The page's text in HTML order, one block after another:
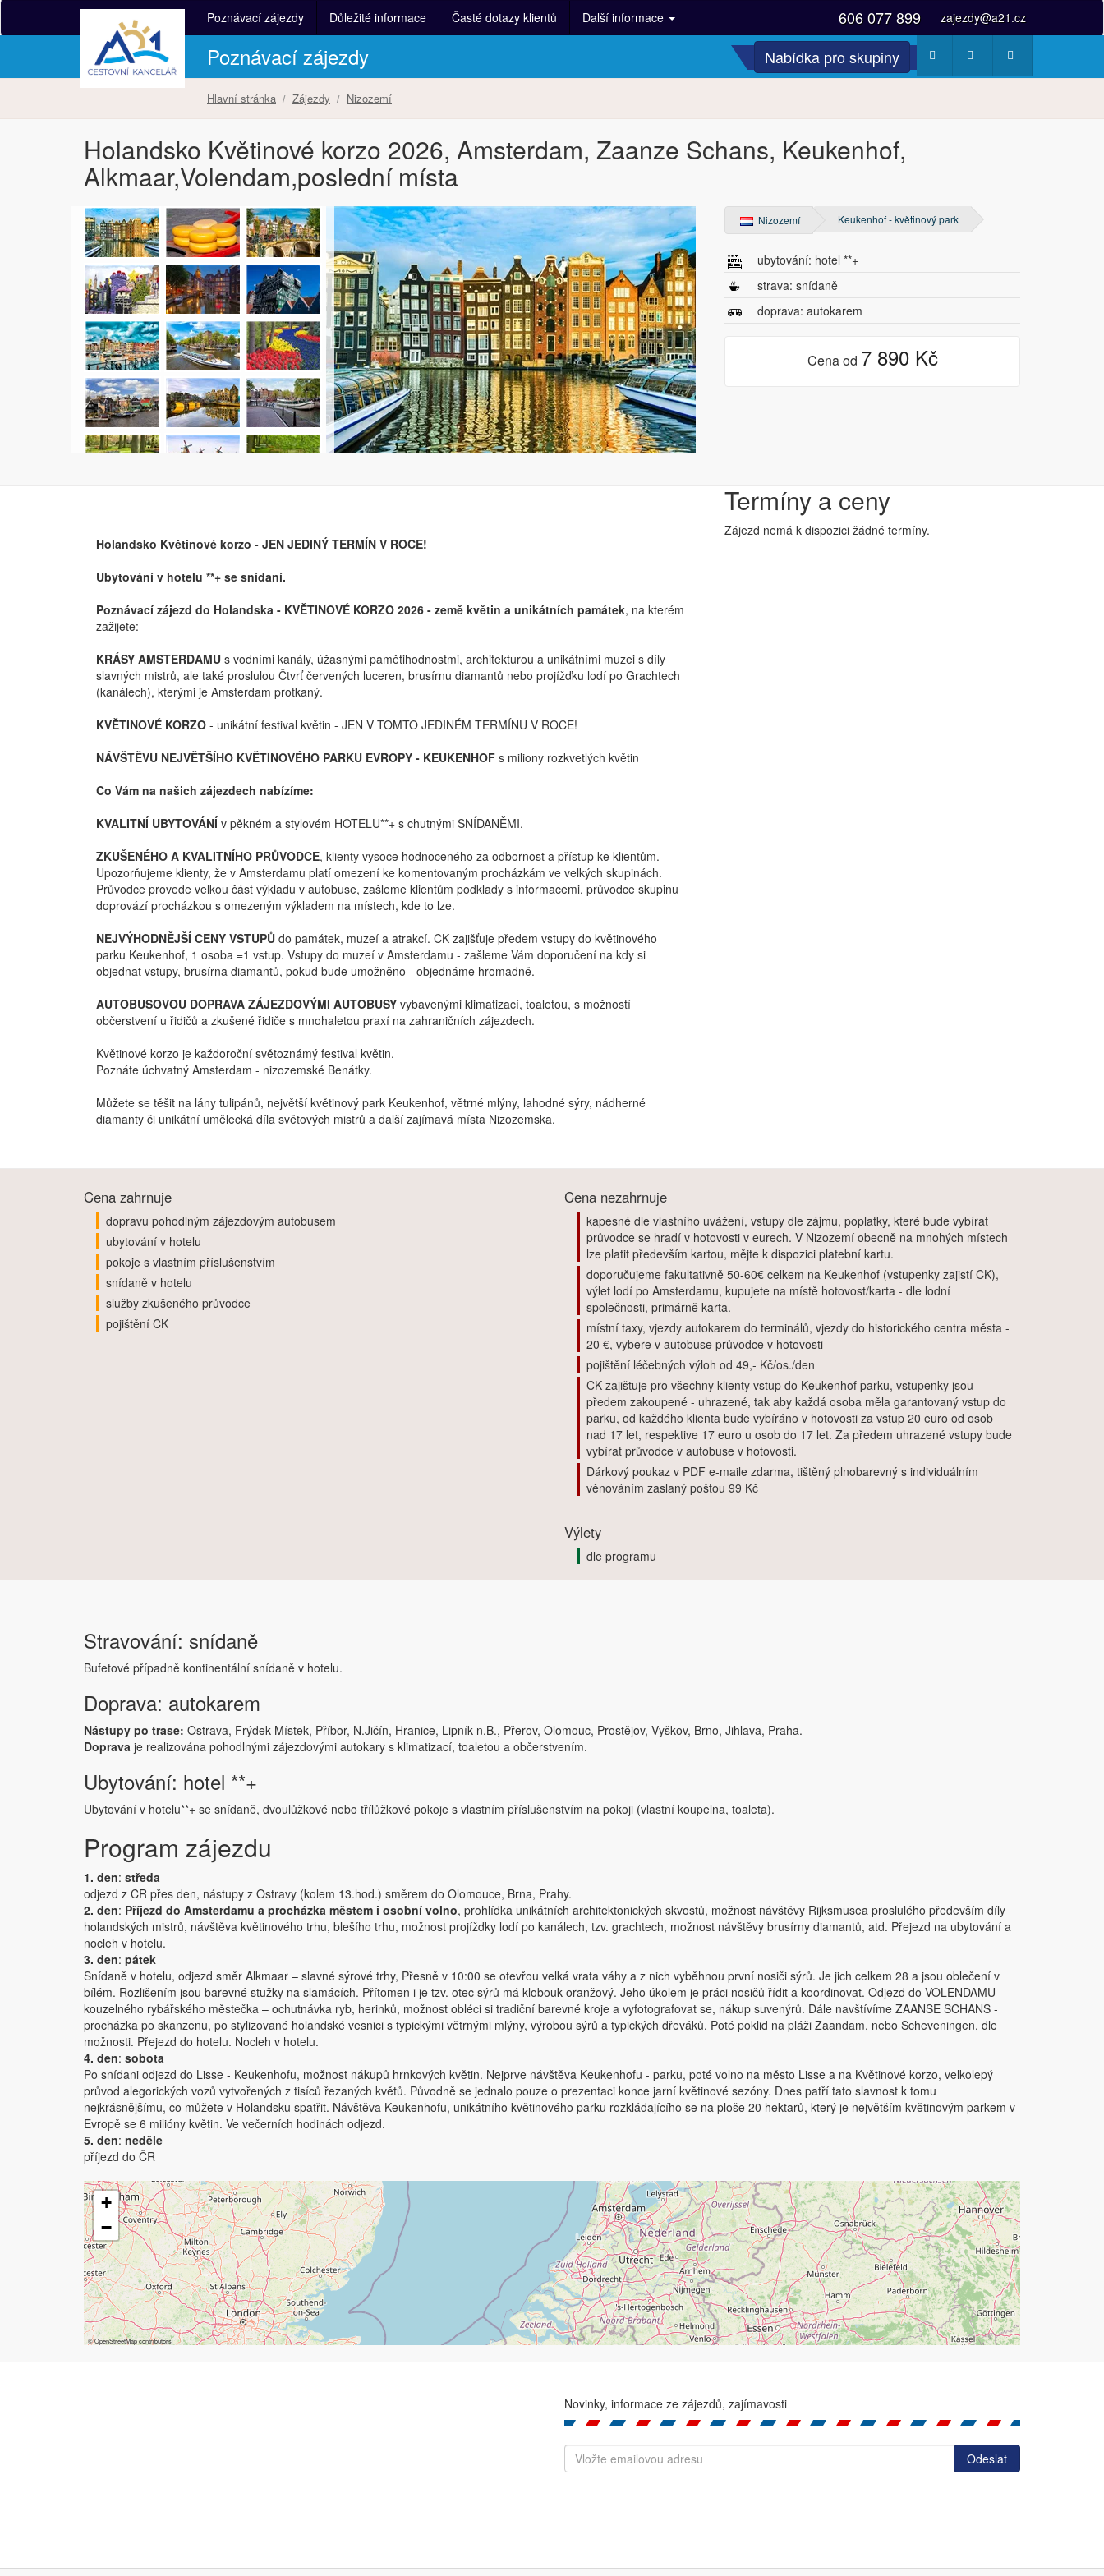
606 077 899 zajezdy@a21.cz
Poznávací zájezdy Důležité informace Časté dotazy klientů Další informace
Poznávací zájezdy Nabídka pro skupiny
Hlavní stránka Zájezdy Nizozemí
Holandsko Květinové korzo 2026, Amsterdam, Zaanze Schans, Keukenhof,
Alkmaar,Volendam,poslední místa
Nizozemí Keukenhof - květinový park
ubytování: hotel **+
strava: snídaně
doprava: autokarem
Cena od 7 890 Kč
Termíny a ceny
Zájezd nemá k dispozici žádné termíny.
Holandsko Květinové korzo - JEN JEDINÝ TERMÍN V ROCE!
Ubytování v hotelu **+ se snídaní.
Poznávací zájezd do Holandska - KVĚTINOVÉ KORZO 2026 - země květin a unikátních památek, na kterém
zažijete:
KRÁSY AMSTERDAMU s vodními kanály, úžasnými pamětihodnostmi, architekturou a unikátními muzei s díly
slavných mistrů, ale také proslulou Čtvrť červených luceren, brusírnu diamantů nebo projížďku lodí po Grachtech
(kanálech), kterými je Amsterdam protkaný.
KVĚTINOVÉ KORZO - unikátní festival květin - JEN V TOMTO JEDINÉM TERMÍNU V ROCE!
NÁVŠTĚVU NEJVĚTŠÍHO KVĚTINOVÉHO PARKU EVROPY - KEUKENHOF s miliony rozkvetlých květin
Co Vám na našich zájezdech nabízíme:
KVALITNÍ UBYTOVÁNÍ v pěkném a stylovém HOTELU**+ s chutnými SNÍDANĚMI.
ZKUŠENÉHO A KVALITNÍHO PRŮVODCE, klienty vysoce hodnoceného za odbornost a přístup ke klientům.
Upozorňujeme klienty, že v Amsterdamu platí omezení ke komentovaným procházkám ve velkých skupinách.
Průvodce provede velkou část výkladu v autobuse, zašleme klientům podklady s informacemi, průvodce skupinu
doprovází procházkou s omezeným výkladem na místech, kde to lze.
NEJVÝHODNĚJŠÍ CENY VSTUPŮ do památek, muzeí a atrakcí. CK zajišťuje předem vstupy do květinového
parku Keukenhof, 1 osoba =1 vstup. Vstupy do muzeí v Amsterdamu - zašleme Vám doporučení na kdy si
objednat vstupy, brusírna diamantů, pokud bude umožněno - objednáme hromadně.
AUTOBUSOVOU DOPRAVA ZÁJEZDOVÝMI AUTOBUSY vybavenými klimatizací, toaletou, s možností
občerstvení u řidičů a zkušené řidiče s mnohaletou praxí na zahraničních zájezdech.
Květinové korzo je každoroční světoznámý festival květin.
Poznáte úchvatný Amsterdam - nizozemské Benátky.
Můžete se těšit na lány tulipánů, největší květinový park Keukenhof, větrné mlýny, lahodné sýry, nádherné
diamanty či unikátní umělecká díla světových mistrů a další zajímavá místa Nizozemska.
Cena zahrnuje
dopravu pohodlným zájezdovým autobusem
ubytování v hotelu
pokoje s vlastním příslušenstvím
snídaně v hotelu
služby zkušeného průvodce
pojištění CK
Cena nezahrnuje
kapesné dle vlastního uvážení, vstupy dle zájmu, poplatky, které bude vybírat
průvodce se hradí v hotovosti v eurech. V Nizozemí obecně na mnohých místech
lze platit především kartou, mějte k dispozici platební kartu.
doporučujeme fakultativně 50-60€ celkem na Keukenhof (vstupenky zajistí CK),
výlet lodí po Amsterdamu, kupujete na místě hotovost/karta - dle lodní
společnosti, primárně karta.
místní taxy, vjezdy autokarem do terminálů, vjezdy do historického centra města -
20 €, vybere v autobuse průvodce v hotovosti
pojištění léčebných výloh od 49,- Kč/os./den
CK zajištuje pro všechny klienty vstup do Keukenhof parku, vstupenky jsou
předem zakoupené - uhrazené, tak aby každá osoba měla garantovaný vstup do
parku, od každého klienta bude vybíráno v hotovosti za vstup 20 euro od osob
nad 17 let, respektive 17 euro u osob do 17 let. Za předem uhrazené vstupy bude
vybírat průvodce v autobuse v hotovosti.
Dárkový poukaz v PDF e-maile zdarma, tištěný plnobarevný s individuálním
věnováním zaslaný poštou 99 Kč
Výlety
dle programu
Stravování: snídaně
Bufetové případně kontinentální snídaně v hotelu.
Doprava: autokarem
Nástupy po trase: Ostrava, Frýdek-Místek, Příbor, N.Jičín, Hranice, Lipník n.B., Přerov, Olomouc, Prostějov, Vyškov, Brno, Jihlava, Praha.
Doprava je realizována pohodlnými zájezdovými autokary s klimatizací, toaletou a občerstvením.
Ubytování: hotel **+
Ubytování v hotelu**+ se snídaně, dvoulůžkové nebo třílůžkové pokoje s vlastním příslušenstvím na pokoji (vlastní koupelna, toaleta).
Program zájezdu
1. den: středa
odjezd z ČR přes den, nástupy z Ostravy (kolem 13.hod.) směrem do Olomouce, Brna, Prahy.
2. den: Příjezd do Amsterdamu a procházka městem i osobní volno, prohlídka unikátních architektonických skvostů, možnost návštěvy Rijksmusea proslulého především díly
holandských mistrů, návštěva květinového trhu, blešího trhu, možnost projížďky lodí po kanálech, tzv. grachtech, možnost návštěvy brusírny diamantů, atd. Přejezd na ubytování a
nocleh v hotelu.
3. den: pátek
Snídaně v hotelu, odjezd směr Alkmaar – slavné sýrové trhy, Přesně v 10:00 se otevřou velká vrata váhy a z nich vyběhnou první nosiči sýrů. Je jich celkem 28 a jsou oblečení v
bílém. Rozlišením jsou barevné stužky na slamácích. Přítomen i je tzv. otec sýrů má klobouk oranžový. Jeho úkolem je práci nosičů řídit a koordinovat. Odjezd do VOLENDAMU-
kouzelného rybářského městečka – ochutnávka ryb, herinků, možnost obléci si tradiční barevné kroje a vyfotografovat se, nákup suvenýrů. Dále navštívíme ZAANSE SCHANS -
procházka po skanzenu, po stylizované holandské vesnici s typickými větrnými mlýny, výrobou sýrů a typických dřeváků. Poté poklid na pláži Zaandam, nebo Scheveningen, dle
možnosti. Přejezd do hotelu. Nocleh v hotelu.
4. den: sobota
Po snídani odjezd do Lisse - Keukenhofu, možnost nákupů hrnkových květin. Nejprve návštěva Keukenhofu - parku, poté volno na město Lisse a na Květinové korzo, velkolepý
průvod alegorických vozů vytvořených z tisíců řezaných květů. Původně se jednalo pouze o prezentaci konce jarní květinové sezóny. Dnes patří tato slavnost k tomu
nejkrásnějšímu, co můžete v Holandsku spatřit. Návštěva Keukenhofu, unikátního květinového parku rozkládajícího se na ploše 20 hektarů, který je největším květinovým parkem v
Evropě se 6 milióny květin. Ve večerních hodinách odjezd.
5. den: neděle
příjezd do ČR
+
−
©OpenStreetMapcontributors
Novinky, informace ze zájezdů, zajímavosti